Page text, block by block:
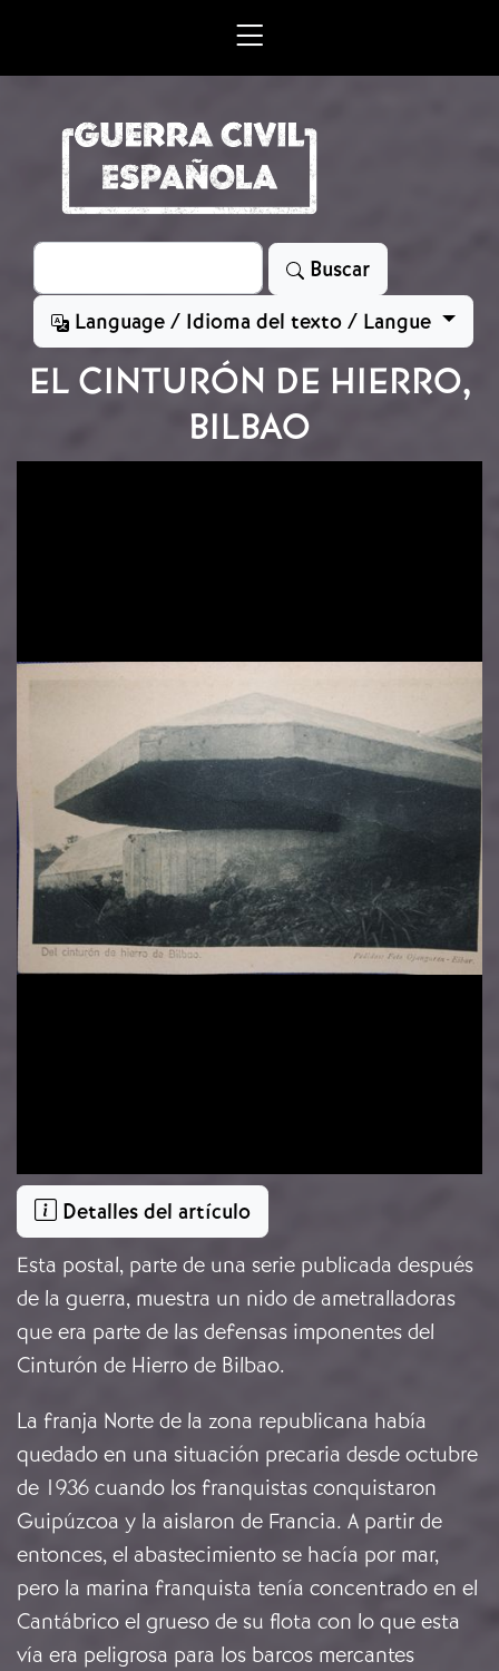
Search
Buscar
Language / Idioma del texto / Langue
EL CINTURÓN DE HIERRO,
BILBAO
Detalles del artículo
Esta postal, parte de una serie publicada después
de la guerra, muestra un nido de ametralladoras
que era parte de las defensas imponentes del
Cinturón de Hierro de Bilbao.
La franja Norte de la zona republicana había
quedado en una situación precaria desde octubre
de 1936 cuando los franquistas conquistaron
Guipúzcoa y la aislaron de Francia. A partir de
entonces, el abastecimiento se hacía por mar,
pero la marina franquista tenía concentrado en el
Cantábrico el grueso de su flota con lo que esta
vía era peligrosa para los barcos mercantes